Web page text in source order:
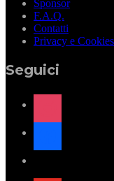
Sponsor
F.A.Q.
Contatti
Privacy e
Seguici
instagram
facebook
x